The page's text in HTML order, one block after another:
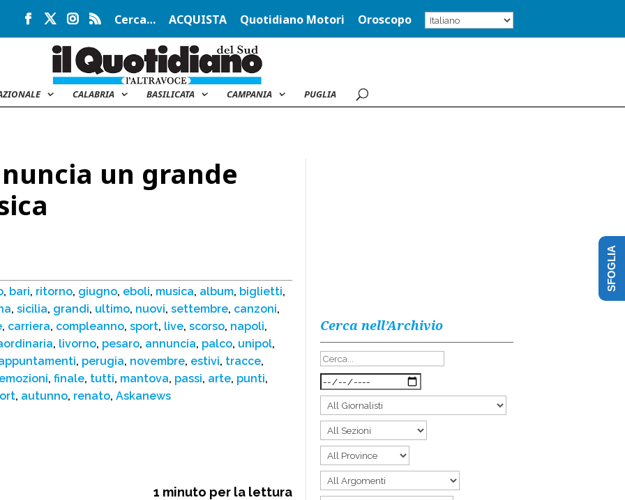
Cerca… ACQUISTA Quotidiano Motori Oroscopo
CALABRIA BASILICATA CAMPANIA PUGLIA
un grande
, bari, ritorno, giugno, eboli, musica, album, biglietti,
, sicilia, grandi, ultimo, nuovi, settembre, canzoni,
, carriera, compleanno, sport, live, scorso, napoli,
, livorno, pesaro, annuncia, palco, unipol,
, perugia, novembre, estivi, tracce,
emozioni, finale, tutti, mantova, passi, arte, punti,
, autunno, renato, Askanews
1 minuto per la lettura
Cerca nell’Archivio
SFOGLIA